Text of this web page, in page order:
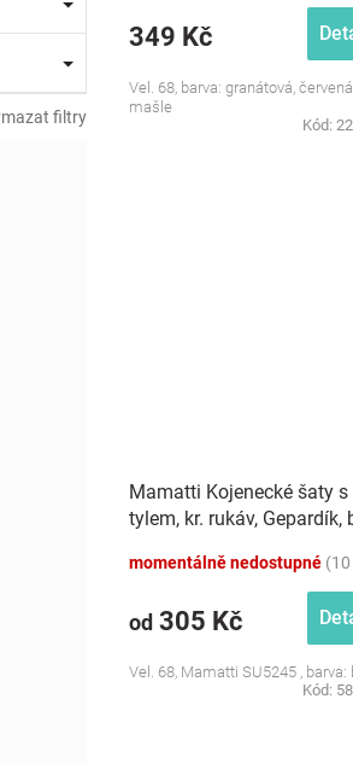
filtry
349 Kč
Vel. 68, barva: granátová, červená
mašle
Kód:
Mamatti Kojenecké šaty s
tylem, kr. rukáv, Gepardík,
momentálně nedostupné
od 305 Kč
Vel. 68, Mamatti SU5245 , barva:
Kód: